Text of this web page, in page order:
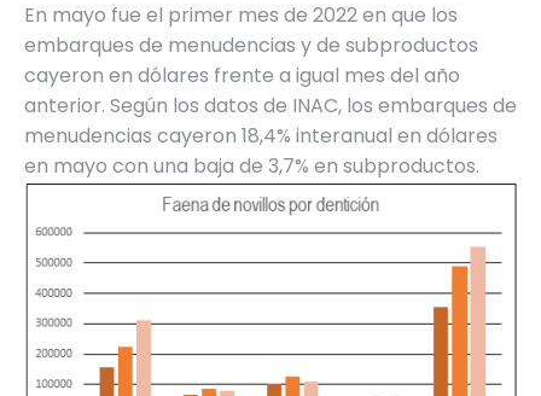
En mayo fue el primer mes de 2022 en que los
embarques de menudencias y de subproductos
cayeron en dólares frente a igual mes del año
anterior. Según los datos de INAC, los embarques de
menudencias cayeron 18,4% interanual en dólares
en mayo con una baja de 3,7% en subproductos.